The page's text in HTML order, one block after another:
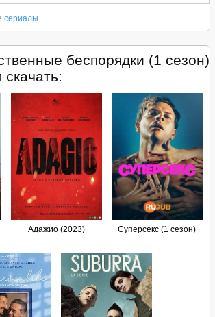
сериалы
беспорядки (1 сезон)
Адажио (2023) Суперсекс (1 сезон)